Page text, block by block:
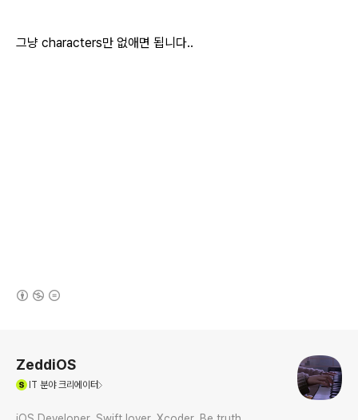
그냥 characters만 없애면 됩니다..
ZeddiOS
IT 분야 크리에이터